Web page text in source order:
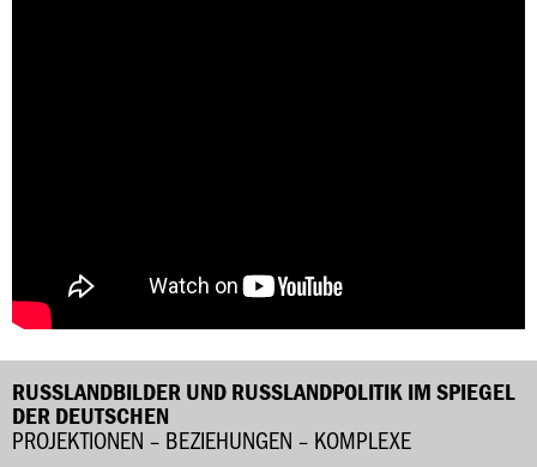
RUSSLANDBILDER UND RUSSLANDPOLITIK IM SPIEGEL
DER DEUTSCHEN
PROJEKTIONEN – BEZIEHUNGEN – KOMPLEXE